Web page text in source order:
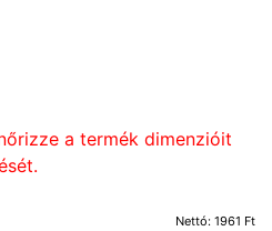
a termék dimenzióit
Nettó: 1961 Ft